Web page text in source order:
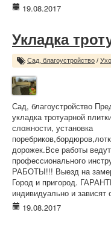
19.08.2017
Укладка
Сад, благоустройство /
Сад, благоустройство
укладка тротуарной
сложности, установка
дорожек.Все работы
профессионального
РАБОТЫ!!! Выезд на
Город и пригород.
индивидуально и зависят
19.08.2017